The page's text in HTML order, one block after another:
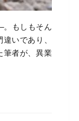
。もしもそん
いであり、
筆者が、異業